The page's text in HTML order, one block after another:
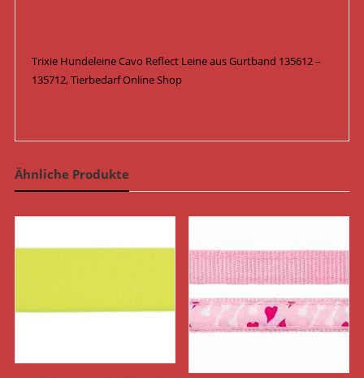
Trixie Hundeleine Cavo Reflect Leine aus Gurtband 135612 –
135712, Tierbedarf Online Shop
Ähnliche Produkte